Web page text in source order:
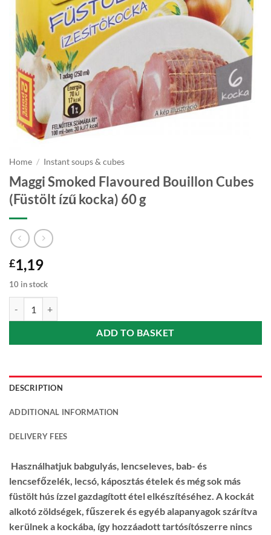
Home / Instant soups & cubes
Maggi Smoked Flavoured Bouillon Cubes
(Füstölt ízű kocka) 60 g
£1,19
10 in stock
ADD TO BASKET
DESCRIPTION
ADDITIONAL INFORMATION
DELIVERY FEES
Használhatjuk babgulyás, lencseleves, bab- és
lencsefőzelék, lecsó, káposztás ételek és még sok más
füstölt hús ízzel gazdagított étel elkészítéséhez. A kockát
alkotó zöldségek, fűszerek és egyéb alapanyagok szárítva
kerülnek a kockába, így hozzáadott tartósítószerre nincs